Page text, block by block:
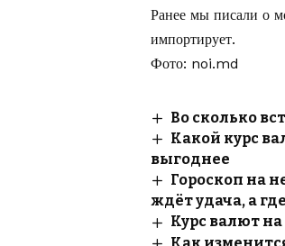
Ранее мы писали о
импортирует.
Фото: noi.md
Во сколько
Какой курс
выгоднее
Гороскоп на
ждёт удача, а
Курс валют
Как